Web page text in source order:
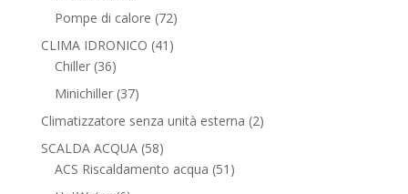
prodotti
Pompe di calore 7272
prodotti
CLIMA IDRONICO 41 41
Chiller 3636
prodotti
Minichiller 3737
Climatizzatore senza unità esterna 22
SCALDA ACQUA 5858
prodotti
ACS Riscaldamento acqua 51 51